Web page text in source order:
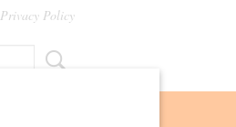
Privacy Policy